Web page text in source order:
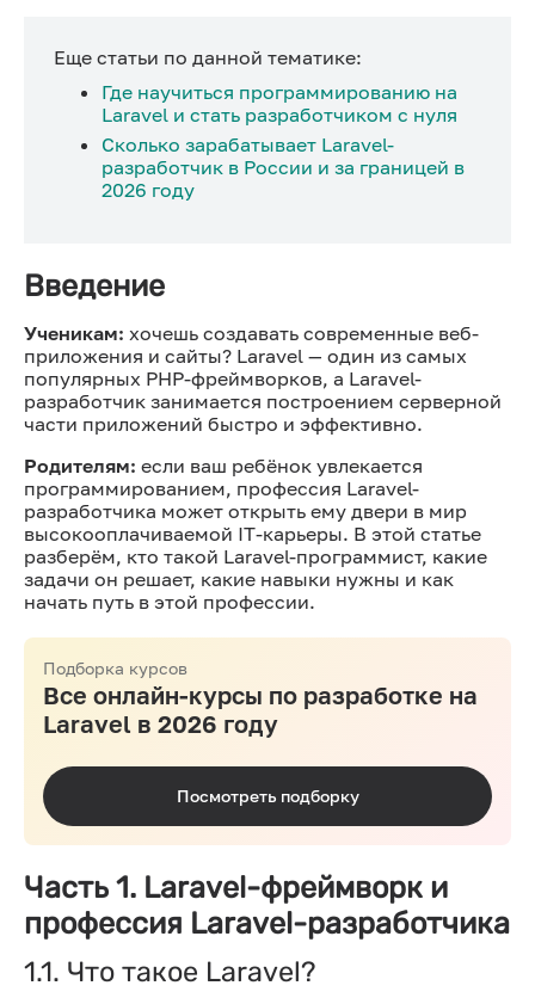
Еще статьи по данной тематике:
Где научиться программированию на
Laravel и стать разработчиком с нуля
Сколько зарабатывает Laravel-
разработчик в России и за границей в
2026 году
Введение
Ученикам: хочешь создавать современные веб-
приложения и сайты? Laravel — один из самых
популярных PHP-фреймворков, а Laravel-
разработчик занимается построением серверной
части приложений быстро и эффективно.
Родителям: если ваш ребёнок увлекается
программированием, профессия Laravel-
разработчика может открыть ему двери в мир
высокооплачиваемой IT-карьеры. В этой статье
разберём, кто такой Laravel-программист, какие
задачи он решает, какие навыки нужны и как
начать путь в этой профессии.
Подборка курсов
Все онлайн-курсы по разработке на
Laravel в 2026 году
Посмотреть подборку
Часть 1. Laravel-фреймворк и
профессия Laravel-разработчика
1.1. Что такое Laravel?